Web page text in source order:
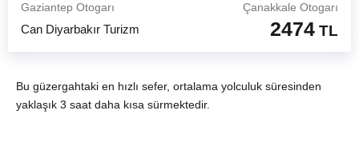
Gaziantep Otogarı
Çanakkale Otogarı
Can Diyarbakır Turizm 2474 TL
Bu güzergahtaki en hızlı sefer, ortalama yolculuk süresinden
yaklaşık 3 saat daha kısa sürmektedir.